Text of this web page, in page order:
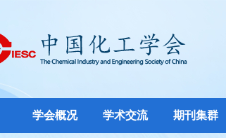
学会概况 学术交流 期刊集群